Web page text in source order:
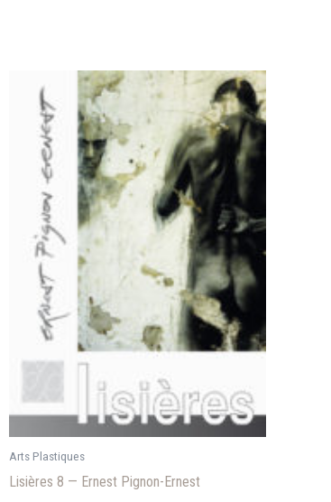
Arts Plastiques
Lisières 8 — Ernest Pignon-Ernest